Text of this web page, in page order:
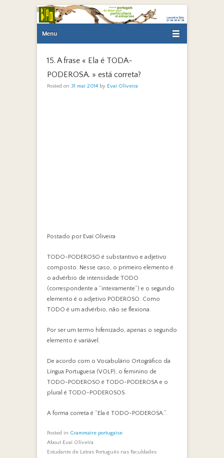
Menu
15. A frase « Ela é TODA-
PODEROSA. » está correta?
Posted on 31 mai 2014 by Evaí Oliveira
Postado por Evaí Oliveira
TODO-PODEROSO é substantivo e adjetivo
composto. Nesse caso, o primeiro elemento é
o advérbio de intensidade TODO
(correspondente a “inteiramente”) e o segundo
elemento é o adjetivo PODEROSO. Como
TODO é um advérbio, não se flexiona.
Por ser um termo hifenizado, apenas o segundo
elemento é variável.
De acordo com o Vocabulário Ortográfico da
Língua Portuguesa (VOLP), o feminino de
TODO-PODEROSO é TODO-PODEROSA e o
plural é TODO-PODEROSOS.
A forma correta é “Ela é TODO-PODEROSA.”.
Posted in Grammaire portugaise
About Evaí Oliveira
Estudante de Letras Português nas Faculdades